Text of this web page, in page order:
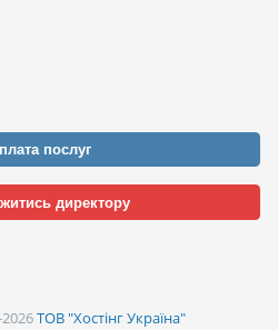
послуг
директору
ТОВ "Хостінг Україна"